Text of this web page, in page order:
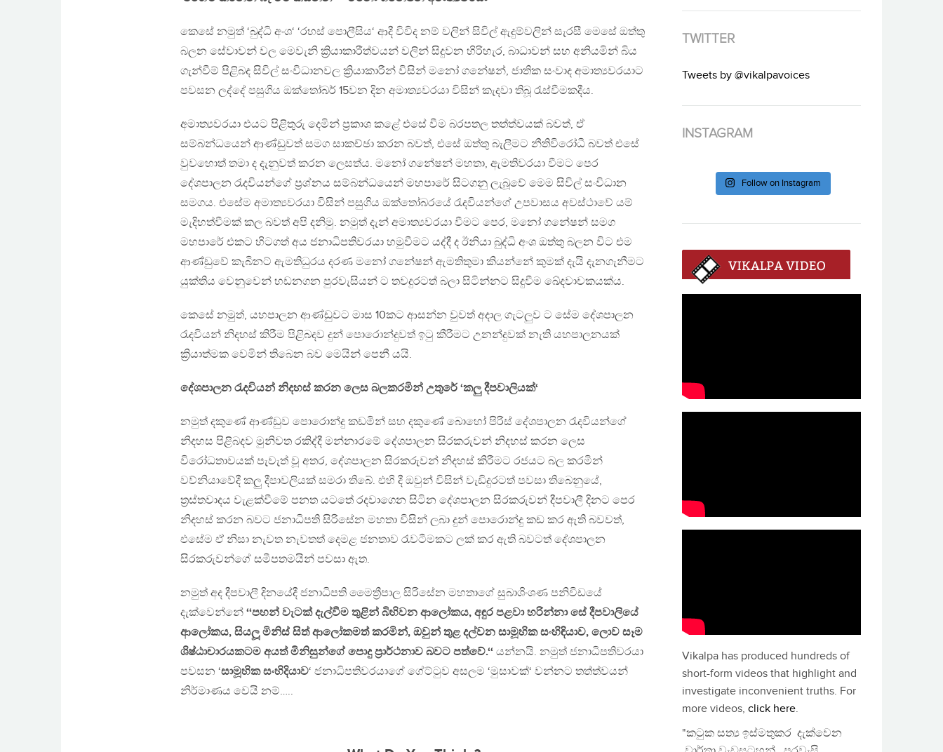
කෙසේ නමුත් ‘බුද්ධි අංශ‘ ‘රහස් පොලීසිය‘ ආදී විවිද නම් වලින් සිවිල් ඇදුම්වලින් සැරසී මෙසේ ඔත්තු
බලන සේවාවන් වල මෙවැනි ක්‍රියාකාරීත්වයන් වලින් සිදුවන හිරිහැර, බාධාවන් සහ අනියමින් බිය
ගැන්වීම් පිළිබද සිවිල් සංවිධානවල ක්‍රියාකාරීන් විසින් මනෝ ගනේෂන්, ජාතික සංවාද අමාත්‍යවරයාට
පවසන ලද්දේ පසුගිය ඔක්තෝබර් 15වන දින අමාත්‍යවරයා විසින් කැදවා තිබූ රැස්වීමකදීය.
අමාත්‍යවරයා එයට පිළිතුරු දෙමින් ප්‍ර‍කාශ කළේ එසේ වීම බරපතල තත්ත්වයක් බවත්, ඒ
සම්බන්ධයෙන් ආණ්ඩුවත් සමග සාකච්ඡා කරන බවත්, එසේ ඔත්තු බැලීමට නීතිවිරෝධී බවත් එසේ
වුවහොත් තමා ද දැනුවත් කරන ලෙසත්ය. මනෝ ගනේෂන් මහතා, ඇමතිවරයා වීමට පෙර
දේශපාලන රැදවියන්ගේ ප්‍ර‍ශ්නය සම්බන්ධයෙන් මහපාරේ සිටගනු ලැබූවේ මෙම සිවිල් සංවිධාන
සමගය. එසේම අමාත්‍යවරයා විසින් පසුගිය ඔක්තෝබරයේ රැදවියන්ගේ උපවාසය අවස්ථාවේ යම්
මැදිහත්වීමක් කල බවත් අපි දනිමු. නමුත් දැන් අමාත්‍යවරයා වීමට පෙර, මනෝ ගනේෂන් සමග
මහපාරේ එකට හිටගත් අය ජනාධිපතිවරයා හමුවීමට යද්දී ද ඊනියා බුද්ධි අංශ ඔත්තු බලන විට එම
ආණ්ඩුවේ කැබිනට් ඇමතිධුරය දරණ මනෝ ගනේෂන් ඇමතිතුමා කියන්නේ කුමක් දැයි දැනගැනීමට
යුක්තිය වෙනුවෙන් හඩනගන පුරවැසියන් ට තවදුරටත් බලා සිටින්නට සිදුවීම ඛේදවාචකයක්ය.
කෙසේ නමුත්, යහපාලන ආණ්ඩුවට මාස 10කට ආසන්න වුවත් අදාල ගැටලුව ට සේම දේශපාලන
රැදවියන් නිදහස් කිරීම පිළිබදව දුන් පොරොන්දුවත් ඉටු කීරීමට උනන්දුවක් නැති යහපාලනයක්
ක්‍රියාත්මක වෙමින් තිබෙන බව මෙයින් පෙනී යයි.
දේශපාලන රැදවියන් නිදහස් කරන ලෙස බලකරමින් උතුරේ ‘කලු දීපවාලියක්‘
නමුත් දකුණේ ආණ්ඩුව පොරොන්දු කඩමින් සහ දකුණේ බොහෝ පිරිස් දේශපාලන රැදවියන්ගේ
නිදහස පිළිබදව මුනිවත රකිද්දී මන්නාරමේ දේශපාලන සිරකරුවන් නිදහස් කරන ලෙස
විරෝධතාවයක් පැවැත් වූ අතර, දේශපාලන සිරකරුවන් නිදහස් කිරීමට රජයට බල කරමින්
වව්නියාවේදී කලු දීපාවලියක් සමරා තිබේ. එහි දී ඔවුන් විසින් වැඩිදුරටත් පවසා තිබෙනුයේ,
ත්‍රස්තවාදය වැළක්වීමේ පනත යටතේ රදවාගෙන සිටින දේශපාලන සිරකරුවන් දීපවාලී දිනට පෙර
නිදහස් කරන බවට ජනාධිපති සිරිසේන මහතා විසින් ලබා දුන් පොරොන්දු කඩ කර ඇති බවවත්,
එසේම ඒ නිසා නැවත නැවතත් දෙමළ ජනතාව රැවටීමකට ලක් කර ඇති බවටත් දේශපාලන
සිරකරුවන්ගේ සමීපතමයින් පවසා ඇත.
නමුත් අද දීපවාලී දිනයේදී ජනාධිපති මෛත්‍රීපාල සිරිසේන මහතාගේ සුබාශිංශණ පනිවිඩයේ
දැක්වෙන්නේ ‘‘පහන් වැටක් දැල්වීම තුළින් බිහිවන ආලෝකය, අඳුර පළවා හරින්නා සේ දීපවාලියේ
ආලෝකය, සියලූ මිනිස් සිත් ආලෝකමත් කරමින්, ඔවුන් තුළ දල්වන සාමූහික සංහිඳියාව, ලොව සෑම
ශිෂ්ඨාචාරයකටම අයත් මිනිසුන්ගේ පොදු ප්‍රාර්ථනාව බවට පත්වේ.‘‘ යන්නයි. නමුත් ජනාධිපතිවරයා
පවසන ‘සාමූහික සංහිදියාව‘ ජනාධිපතිවරයාගේ ගේට්ටුව අසලම ‘මුසාවක්‘ වන්නට තත්ත්වයන්
නිර්මාණය වෙයි නම්…..
TWITTER
Tweets by @vikalpavoices
INSTAGRAM
Follow on Instagram
Vikalpa has produced hundreds of
short-form videos that highlight and
investigate inconvenient truths. For
more videos, click here.
"කටුක සත්‍ය ඉස්මතුකර දැක්වෙන